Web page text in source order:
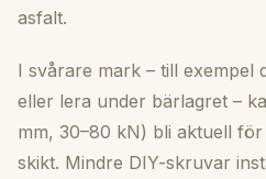
asfalt.
I svårare mark – till exempel
eller lera under bärlagret –
mm, 30–80 kN) bli aktuell
skikt. Mindre DIY-skruvar